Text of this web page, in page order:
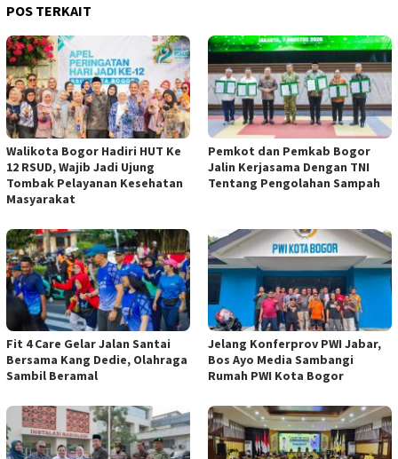
POS TERKAIT
Walikota Bogor Hadiri HUT Ke
12 RSUD, Wajib Jadi Ujung
Tombak Pelayanan Kesehatan
Masyarakat
Pemkot dan Pemkab Bogor
Jalin Kerjasama Dengan TNI
Tentang Pengolahan Sampah
Fit 4 Care Gelar Jalan Santai
Bersama Kang Dedie, Olahraga
Sambil Beramal
Jelang Konferprov PWI Jabar,
Bos Ayo Media Sambangi
Rumah PWI Kota Bogor